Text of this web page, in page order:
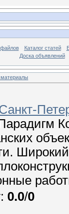
файлов Каталог статей
Доска объявлений
: 0.0/0